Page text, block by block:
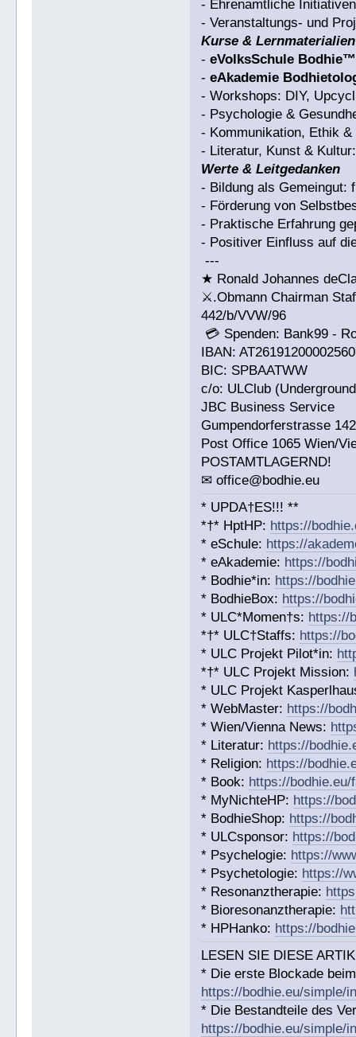
- Ehrenamtliche
- Veranstaltungs- und
Kurse & Lernmaterialien
-eVolksSchule Bodhie™
-eAkademie
- Workshops: DIY,
- Psychologie &
- Kommunikation, Ethik
- Literatur, Kunst &
Werte & Leitgedanken
- Bildung als Gemeingut:
- Förderung von
- Praktische Erfahrung
- Positiver Einfluss auf
---
★ Ronald Johannes
⚔.Obmann Chairman
442/b/VVW/96
💳 Spenden: Bank99 -
IBAN:
BIC: SPBAATWW
c/o: ULClub
JBC Business Service
Gumpendorferstrasse 142
Post Office 1065 Wien/
POSTAMTLAGERND!
✉ office@bodhie.eu
* UPDA†ES!!! **
*†* HptHP: https://
* eSchule: https://
* eAkademie: https://
* Bodhie*in: https://
* BodhieBox: https://
* ULC*Momen†s: https://
*†* ULC†Staffs: https://
* ULC Projekt Pilot*in:
*†* ULC Projekt Mission:
* ULC Projekt
* WebMaster: https://
* Wien/Vienna News:
* Literatur: https://
* Religion: https://
* Book: https://bodhie.eu/
* MyNichteHP: https://
* BodhieShop: https://
* ULCsponsor: https://
* Psychelogie: https://
* Psychetologie: https://
* Resonanztherapie:
* Bioresonanztherapie:
* HPHanko: https://
LESEN SIE DIESE
* Die erste Blockade
https://bodhie.eu/simple/
* Die Bestandteile des
https://bodhie.eu/simple/